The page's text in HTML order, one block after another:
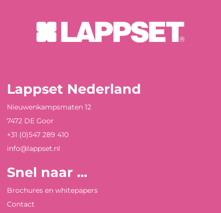
Lappset Nederland
Nieuwenkampsmaten 12
7472 DE Goor
+31 (0)547 289 410
info@lappset.nl
Snel naar ...
Brochures en whitepapers
Contact